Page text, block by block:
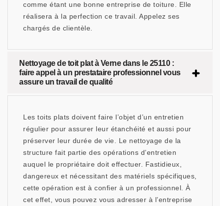
comme étant une bonne entreprise de toiture. Elle
réalisera à la perfection ce travail. Appelez ses
chargés de clientèle.
Nettoyage de toit plat à Verne dans le 25110 :
faire appel à un prestataire professionnel vous
assure un travail de qualité
Les toits plats doivent faire l’objet d’un entretien
régulier pour assurer leur étanchéité et aussi pour
préserver leur durée de vie. Le nettoyage de la
structure fait partie des opérations d’entretien
auquel le propriétaire doit effectuer. Fastidieux,
dangereux et nécessitant des matériels spécifiques,
cette opération est à confier à un professionnel. À
cet effet, vous pouvez vous adresser à l’entreprise